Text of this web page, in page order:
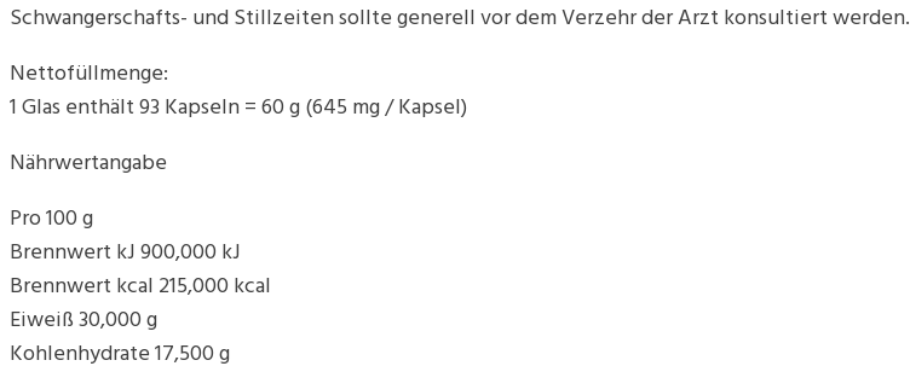
Schwangerschafts- und Stillzeiten sollte generell vor dem Verzehr der Arzt konsultiert werden.
Nettofüllmenge:
1 Glas enthält 93 Kapseln = 60 g (645 mg / Kapsel)
Nährwertangabe
Pro 100 g
Brennwert kJ 900,000 kJ
Brennwert kcal 215,000 kcal
Eiweiß 30,000 g
Kohlenhydrate 17,500 g